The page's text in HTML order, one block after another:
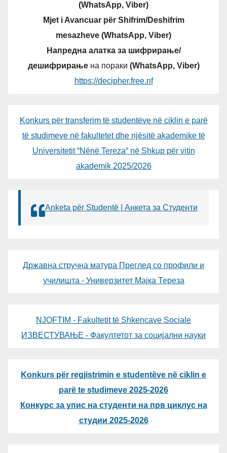
(WhatsApp, Viber)
Mjet i Avancuar për Shifrim/Deshifrim
mesazheve (WhatsApp, Viber)
Напредна алатка за шифрирање/
дешифрирањена пораки (WhatsApp, Viber)
https://decipher.free.nf
Konkurs për transferim të studentëve në ciklin e parë
të studimeve në fakultetet dhe njësitë akademike të
Universitetit “Nënë Tereza“ në Shkup për vitin
akademik 2025/2026
Anketa për Studentë | Анкета за Студенти
Државна стручна матура Преглед со профили и
училишта - Универзитет Мајка Тереза
NJOFTIM - Fakultetit të Shkencave Sociale
ИЗВЕСТУВАЊЕ - Факултетот за социјални науки
Konkurs për regjistrimin e studentëve në ciklin e
parë te studimeve 2025-2026
Конкурс за упис на студенти на прв циклус на
студии 2025-2026